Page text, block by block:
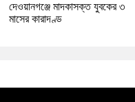
দেওয়ানগঞ্জে মাদকাসক্ত যুবকের ৩
মাসের কারাদণ্ড